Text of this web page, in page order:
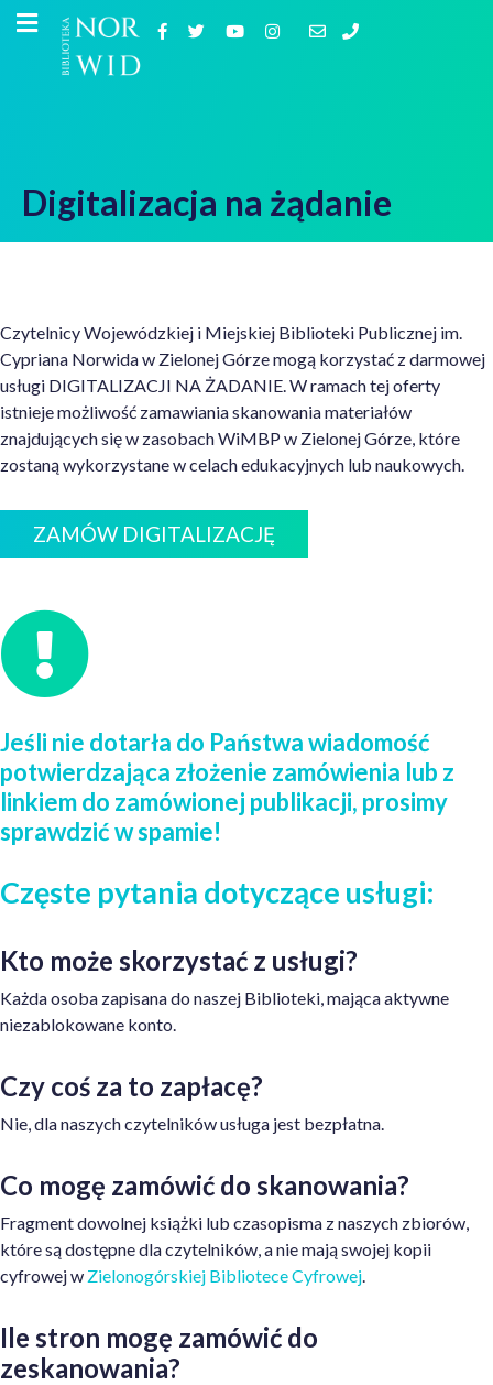
Digitalizacja na żądanie
Czytelnicy Wojewódzkiej i Miejskiej Biblioteki Publicznej im.
Cypriana Norwida w Zielonej Górze mogą korzystać z darmowej
usługi DIGITALIZACJI NA ŻADANIE. W ramach tej oferty
istnieje możliwość zamawiania skanowania materiałów
znajdujących się w zasobach WiMBP w Zielonej Górze, które
zostaną wykorzystane w celach edukacyjnych lub naukowych.
ZAMÓW DIGITALIZACJĘ
Jeśli nie dotarła do Państwa wiadomość
potwierdzająca złożenie zamówienia lub z
linkiem do zamówionej publikacji, prosimy
sprawdzić w spamie!
Częste pytania dotyczące usługi:
Kto może skorzystać z usługi?
Każda osoba zapisana do naszej Biblioteki, mająca aktywne
niezablokowane konto.
Czy coś za to zapłacę?
Nie, dla naszych czytelników usługa jest bezpłatna.
Co mogę zamówić do skanowania?
Fragment dowolnej książki lub czasopisma z naszych zbiorów,
które są dostępne dla czytelników, a nie mają swojej kopii
cyfrowej w Zielonogórskiej Bibliotece Cyfrowej.
Ile stron mogę zamówić do
zeskanowania?